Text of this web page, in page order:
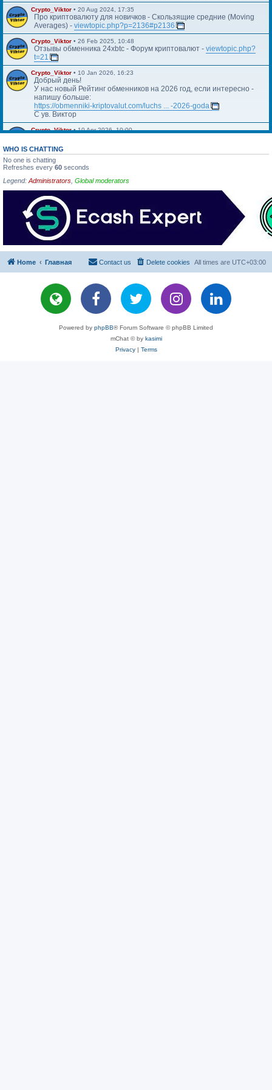
Crypto_Viktor • 20 Aug 2024, 17:35
Про криптовалюту для новичков - Скользящие средние (Moving
Averages) - viewtopic.php?p=2136#p2136
Crypto_Viktor • 26 Feb 2025, 10:48
Отзывы обменника 24xbtc - Форум криптовалют - viewtopic.php?
t=21
Crypto_Viktor • 10 Jan 2026, 16:23
Добрый день!
У нас новый Рейтинг обменников на 2026 год, если интересно -
напишу больше:
https://obmenniki-kriptovalut.com/luchs ... -2026-goda
С ув. Виктор
Crypto_Viktor•10 Apr 2026, 10:00
WHO IS CHATTING
No one is chatting
Refreshes every 60 seconds
Legend: Administrators Global moderators
Home Главная All times are UTC+03:00
Delete cookies
Contact us
Powered by phpBB® Forum Software © phpBB Limited
mChat © by kasimi
Privacy| Terms